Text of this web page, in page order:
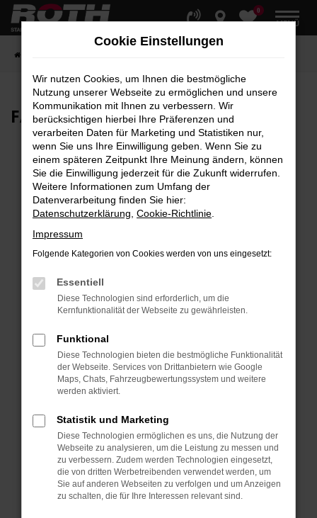
Zum
Hauptinhalt
0
MENÜ
FAHRZEUG-SHOWROOM
Fehler: Network Error
Beim Laden ist ein Fehler aufgetreten.
Hier sind ein paar Tipps, die dir helfen können:
Überprüfe deine Firewall und deine
Laden andere Webseiten, zum Beispiel deine
Suchmaschine?
Prüfe deine Browsererweiterungen.
Manche Erweiterungen, wie Werbeblocker,
können das Laden bestimmter Seiten
verhindern. Funktioniert die Seite in einem
anderen Browser oder in einem privaten
Fenster?
Starte dein Gerät neu.
Das kann manchmal helfen, vorübergehende
Probleme zu beheben.
Stelle sicher, dass dein Browser und dein
Betriebssystem auf dem neuesten Stand
sind.
Cookie Einstellungen
Wir nutzen Cookies, um Ihnen die bestmögliche
Nutzung unserer Webseite zu ermöglichen und unsere
Kommunikation mit Ihnen zu verbessern. Wir
berücksichtigen hierbei Ihre Präferenzen und
verarbeiten Daten für Marketing und Statistiken nur,
wenn Sie uns Ihre Einwilligung geben. Wenn Sie zu
einem späteren Zeitpunkt Ihre Meinung ändern, können
Sie die Einwilligung jederzeit für die Zukunft widerrufen.
Weitere Informationen zum Umfang der
Datenverarbeitung finden Sie hier:
Datenschutzerklärung Cookie-Richtlinie
Impressum
Folgende Kategorien von Cookies werden von uns eingesetzt:
Essentiell
Diese Technologien sind erforderlich, um die
Kernfunktionalität der Webseite zu gewährleisten.
Funktional
Diese Technologien bieten die bestmögliche Funktionalität
der Webseite. Services von Drittanbietern wie Google
Maps, Chats, Fahrzeugbewertungssystem und weitere
werden aktiviert.
Statistik und Marketing
Diese Technologien ermöglichen es uns, die Nutzung der
Webseite zu analysieren, um die Leistung zu messen und
zu verbessern. Zudem werden Technologien eingesetzt,
die von dritten Werbetreibenden verwendet werden, um
Sie auf anderen Webseiten zu verfolgen und um Anzeigen
zu schalten, die für Ihre Interessen relevant sind.